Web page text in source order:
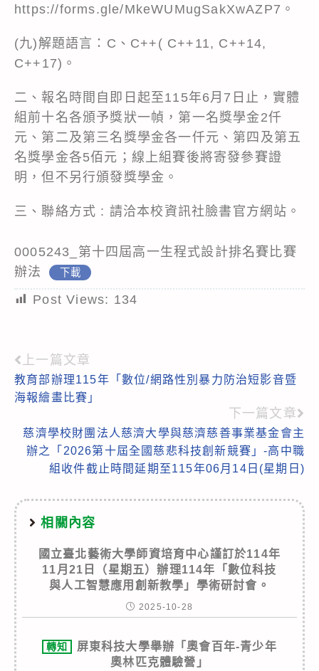
https://forms.gle/MkeWUMugSakXwAZP7。
(九)解題語言：C、C++( C++11, C++14,
C++17)。
二、報名時間自即日起至115年6月7日止，實體
組前十名各頒予獎狀一幀，第一名獎學金2仟
元、第二及第三名獎學金各一仟元、第四及第五
名獎學金各5佰元；線上組賽後將寄發參賽證
明，但不另行頒發獎學金。
三、聯絡方式 : 請洽本校資訊社臉書官方網站。
0005243_第十四屆高一生程式設計排名賽比賽
辦法
下載
Post Views: 134
Read
more
上一篇文章
教育部辦理115年「數位/網路性別暴力防治短影音暨
海報繪畫比賽」
下一篇文章
慈濟學校財團法人慈濟大學與慈濟慈善事業基金會主
辦之「2026第十屆全國慈悲科技創新競賽」-高中職
組收件截止時間延期至115年06月14日(星期日)
相關內容
國立臺北藝術大學師資培育中心謹訂於114年
11月21日（星期五）辦理114年「數位科技
與人工智慧應用創新教學」學術研討會。
2025-10-28
轉知
屏東科技大學舉辦「奧會百年-青少年
奧林匹克體驗營」